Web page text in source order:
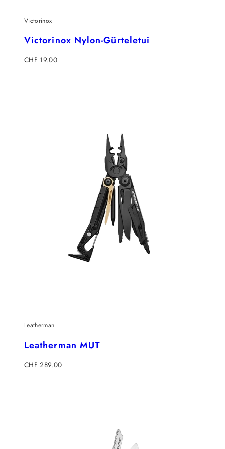
Victorinox
Victorinox Nylon-Gürteletui
Regulärer
CHF 19.00
Leatherman
Leatherman MUT
Regulärer
CHF 289.00